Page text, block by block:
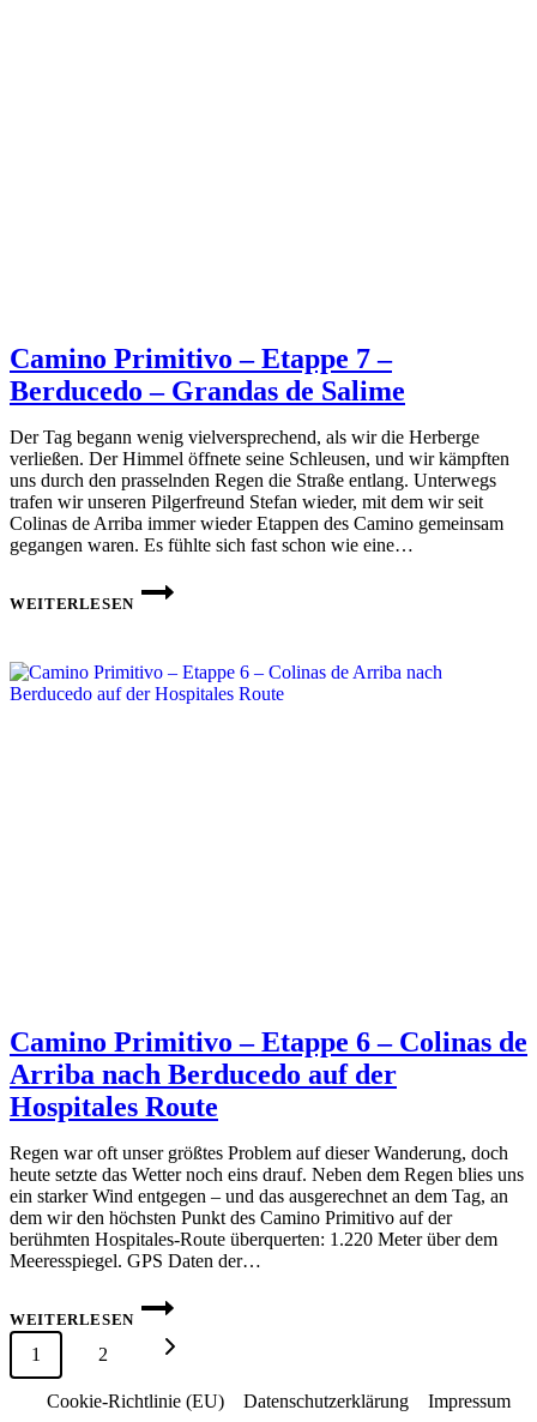
Camino Primitivo – Etappe 7 –
Berducedo – Grandas de Salime
Der Tag begann wenig vielversprechend, als wir die Herberge
verließen. Der Himmel öffnete seine Schleusen, und wir kämpften
uns durch den prasselnden Regen die Straße entlang. Unterwegs
trafen wir unseren Pilgerfreund Stefan wieder, mit dem wir seit
Colinas de Arriba immer wieder Etappen des Camino gemeinsam
gegangen waren. Es fühlte sich fast schon wie eine…
WEITERLESEN
CAMINO
PRIMITIVO
BERDUCEDO
–
GRANDAS
Camino Primitivo – Etappe 6 – Colinas de
Arriba nach Berducedo auf der
Hospitales Route
Regen war oft unser größtes Problem auf dieser Wanderung, doch
heute setzte das Wetter noch eins drauf. Neben dem Regen blies uns
ein starker Wind entgegen – und das ausgerechnet an dem Tag, an
dem wir den höchsten Punkt des Camino Primitivo auf der
berühmten Hospitales-Route überquerten: 1.220 Meter über dem
Meeresspiegel. GPS Daten der…
WEITERLESEN
CAMINO
PRIMITIVO
ETAPPE
COLINAS
Seitennavigation
1 2 Nächste
Seite
Cookie-Richtlinie (EU) Datenschutzerklärung Impressum